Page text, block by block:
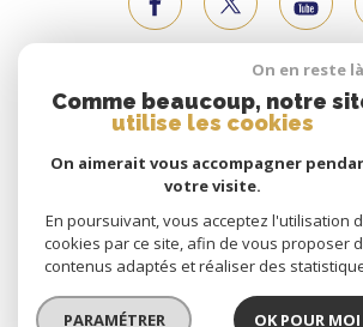
Nous
adhérons
© 2026 | Tous droits réservés | Traduction
Nos honoraires
Plan du site Mentions légales
Politique RGPD
Cookies
On en reste là
Comme beaucoup, notre
utilise les cookies
On aimerait vous accompagner
votre visite.
En poursuivant, vous acceptez l'utilisation
cookies par ce site, afin de vous proposer
contenus adaptés et réaliser des
PARAMÉTRER OK POUR MOI